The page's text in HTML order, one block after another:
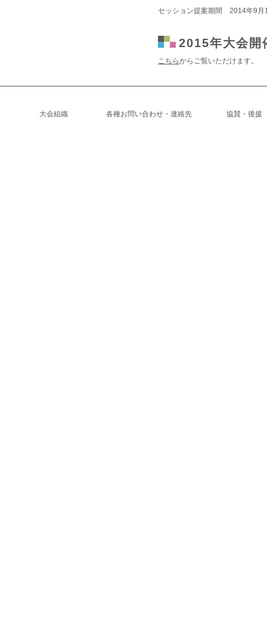
セッション提案期間 2014年9月
2015年大会開
こちらからご覧いただけます。
大会組織 各種お問い合わせ・連絡先 協賛・後援